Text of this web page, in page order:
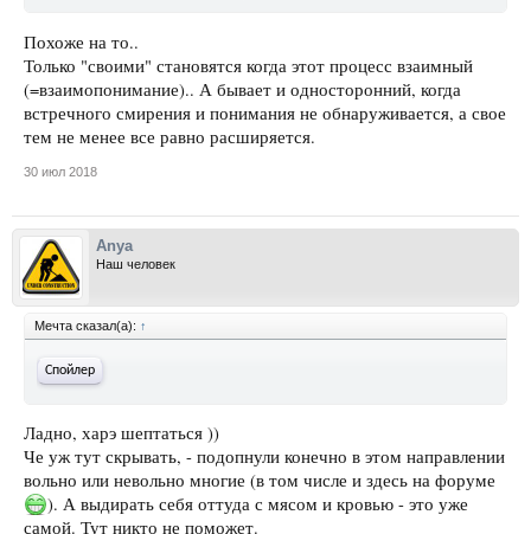
Похоже на то..
Только "своими" становятся когда этот процесс взаимный
(=взаимопонимание).. А бывает и односторонний, когда
встречного смирения и понимания не обнаруживается, а свое
тем не менее все равно расширяется.
30 июл 2018
Anya
Наш человек
Мечта сказал(а): ↑
Спойлер
Ладно, харэ шептаться ))
Че уж тут скрывать, - подопнули конечно в этом направлении
вольно или невольно многие (в том числе и здесь на форуме
). А выдирать себя оттуда с мясом и кровью - это уже
самой. Тут никто не поможет.